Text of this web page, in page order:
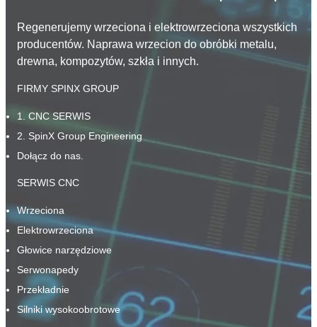
Regenerujemy wrzeciona i elektrowrzeciona wszystkich
producentów. Naprawa wrzecion do obróbki metalu,
drewna, kompozytów, szkła i innych.
FIRMY SPINX GROUP
1. CNC SERWIS
2. SpinX Group Engineering
Dołącz do nas.
SERWIS CNC
Wrzeciona
Elektrowrzeciona
Głowice narzędziowe
Serwonapedy
Przekładnie
Silniki wysokoobrotowe